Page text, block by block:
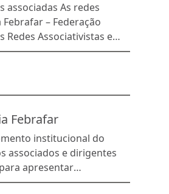
as linhas de
além de ofertas em
Beleza e
de fidelidade da
associadas As redes
Febrafar – Federação
Redes Associativistas e
de Farmácias contam
a gestão dos
de forma
farmacêutico.
uma rede ou farmácia
à Febrafar, […]
Febrafar
institucional do
associados e dirigentes
apresentar
planejamentos e